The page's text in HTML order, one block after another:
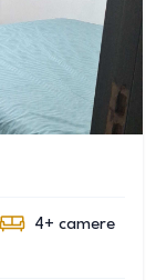
4+ camere